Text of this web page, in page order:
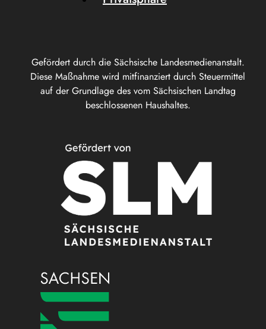
Gefördert durch die Sächsische Landesmedienanstalt.
Diese Maßnahme wird mitfinanziert durch Steuermittel
auf der Grundlage des vom Sächsischen Landtag
beschlossenen Haushaltes.